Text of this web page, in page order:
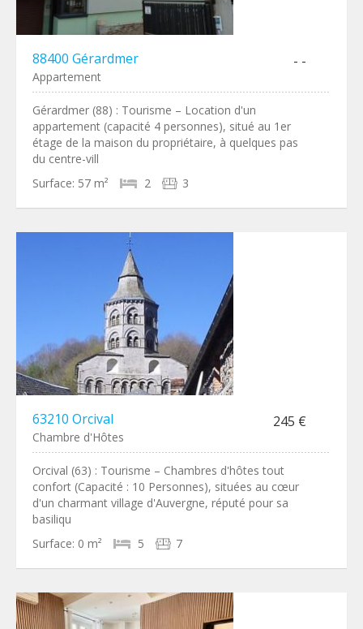
88400 Gérardmer - -
Appartement
Gérardmer (88) : Tourisme – Location d'un
appartement (capacité 4 personnes), situé au 1er
étage de la maison du propriétaire, à quelques pas
du centre-vill
Surface: 57 m² 2 3
63210 Orcival 245 €
Chambre d'Hôtes
Orcival (63) : Tourisme – Chambres d'hôtes tout
confort (Capacité : 10 Personnes), situées au cœur
d'un charmant village d'Auvergne, réputé pour sa
basiliqu
Surface: 0 m² 5 7